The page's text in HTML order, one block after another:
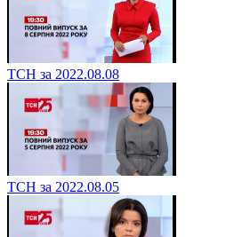
ТСН за 2022.08.08
ТСН за 2022.08.05